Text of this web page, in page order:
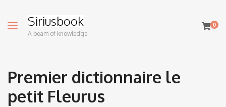
Siriusbook
A beam of knowledge
0
Premier dictionnaire le
petit Fleurus